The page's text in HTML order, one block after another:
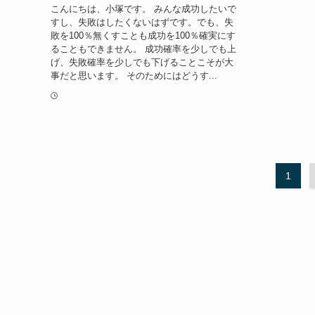
こんにちは、小塚です。 みんな成功したいで
すし、失敗はしたくないはずです。でも、失
敗を100％無くすことも成功を100％確実にす
ることもできません。 成功確率を少しでも上
げ、失敗確率を少しでも下げることこそが大
事だと思います。 そのためにはどうす...
1